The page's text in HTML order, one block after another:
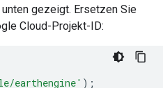
gezeigt. Ersetzen Sie
Cloud-Projekt-ID:
earthengine' );